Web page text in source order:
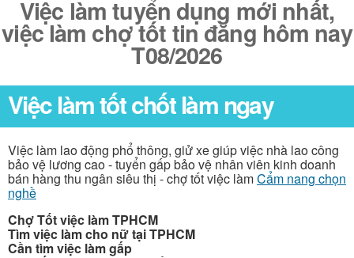
Việc làm tuyển dụng mới nhất,
việc làm chợ tốt tin đăng hôm nay
T08/2026
Việc làm tốt chốt làm ngay
Việc làm lao động phổ thông, giử xe giúp việc nhà lao công
bảo vệ lương cao - tuyển gấp bảo vệ nhân viên kinh doanh
bán hàng thu ngân siêu thị - chợ tốt việc làmCẩm nang chọn
nghề
Chợ Tốt việc làm TPHCM
Tìm việc làm cho nữ tại TPHCM
Cần tìm việc làm gấp